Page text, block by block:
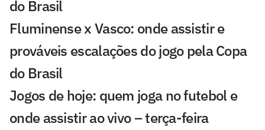
do Brasil
Fluminense x Vasco: onde assistir e
prováveis escalações do jogo pela Copa
do Brasil
Jogos de hoje: quem joga no futebol e
onde assistir ao vivo – terça-feira